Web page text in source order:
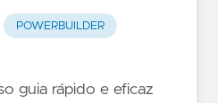
POWERBUILDER
guia rápido e eficaz